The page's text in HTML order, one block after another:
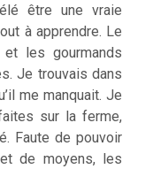
être une vraie
à apprendre. Le
les gourmands
Je trouvais dans
me manquait. Je
sur la ferme,
Faute de pouvoir
de moyens, les